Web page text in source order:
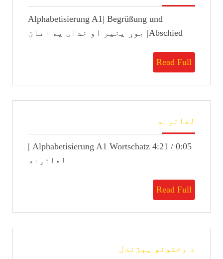
او
خدای
په
Alphabetisierung A1| Begrüßung und
Abschied| جوړ پخیر او خدای په امان
Read Full
Read
Full
لغاتونه
0:05 / 4:21 Alphabetisierung A1 Wortschatz |
لغاتونه
Read Full
Read
Full
د وختونو پېژندل